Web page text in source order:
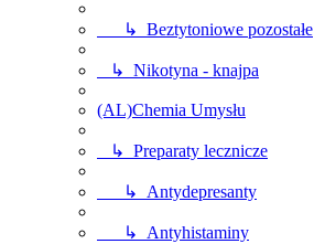
↳ Beztytoniowe pozostałe
↳ Nikotyna - knajpa
(AL)Chemia Umysłu
↳ Preparaty lecznicze
↳ Antydepresanty
↳ Antyhistaminy